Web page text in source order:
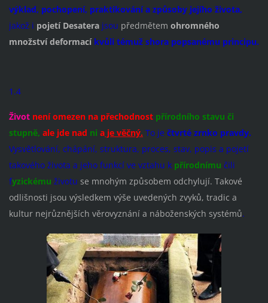
výklad, pochopení, praktikování a způsoby jejího života,
jakož i pojetí Desatera jsou předmětem ohromného
množství deformací kvůli témuž shora popsanému principu.
1.4
Život není omezen na přechodnost přírodního stavu či
stupně, ale jde nad ni aje věčný. To je čtvrté zrnko pravdy.
Vysvětlování, chápání, struktura, proces, stav, popis a pojetí
takového života a jeho funkcí ve vztahu kpřírodnímu čili
fyzickému životu se mnohým způsobem odchylují. Takové
odlišnosti jsou výsledkem výše uvedených zvyků, tradic a
kultur nejrůznějších věrovyznání a náboženských systémů.